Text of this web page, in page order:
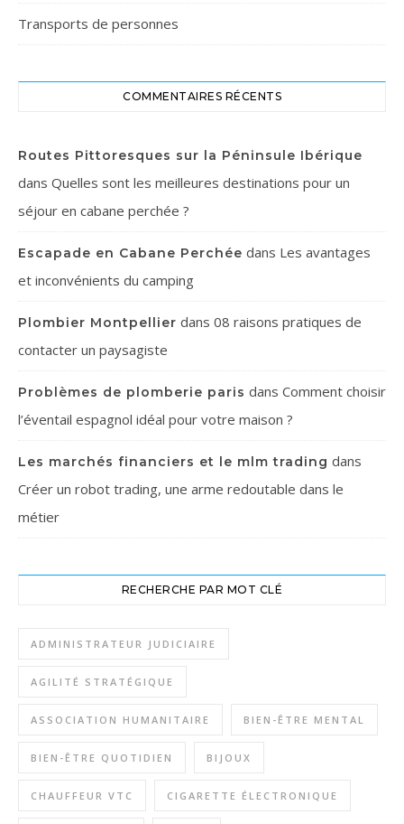
Transports de personnes
COMMENTAIRES RÉCENTS
Routes Pittoresques sur la Péninsule Ibérique
dans Quelles sont les meilleures destinations pour un
séjour en cabane perchée ?
Escapade en Cabane Perchée dans Les avantages
et inconvénients du camping
Plombier Montpellier dans 08 raisons pratiques de
contacter un paysagiste
Problèmes de plomberie paris dans Comment choisir
l’éventail espagnol idéal pour votre maison ?
Les marchés financiers et le mlm trading dans
Créer un robot trading, une arme redoutable dans le
métier
RECHERCHE PAR MOT CLÉ
ADMINISTRATEUR JUDICIAIRE
AGILITÉ STRATÉGIQUE
ASSOCIATION HUMANITAIRE BIEN-ÊTRE MENTAL
BIEN-ÊTRE QUOTIDIEN BIJOUX
CHAUFFEUR VTC CIGARETTE ÉLECTRONIQUE